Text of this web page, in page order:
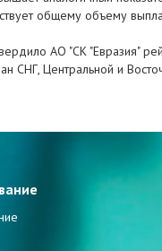
общему объему
АО "СК "Евразия"
СНГ, Центральной и